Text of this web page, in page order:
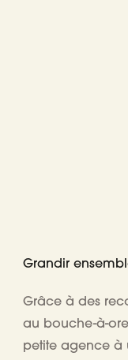
Grandir
Grâce à des
au bouche-à-
petite agence à